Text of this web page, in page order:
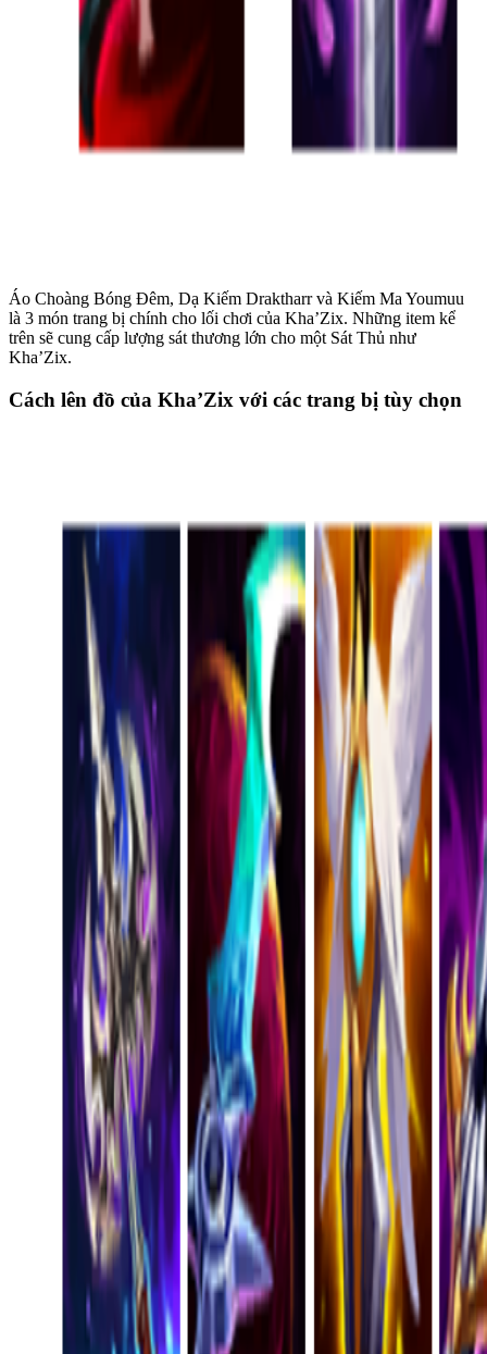
Áo Choàng Bóng Đêm, Dạ Kiếm Draktharr và Kiếm Ma Youmuu
là 3 món trang bị chính cho lối chơi của Kha’Zix. Những item kể
trên sẽ cung cấp lượng sát thương lớn cho một Sát Thủ như
Kha’Zix.
Cách lên đồ của Kha’Zix với các trang bị tùy chọn